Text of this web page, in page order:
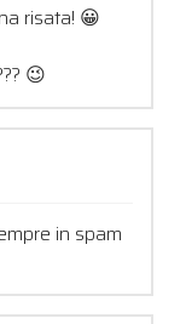
risata! 😀
😉
in spam